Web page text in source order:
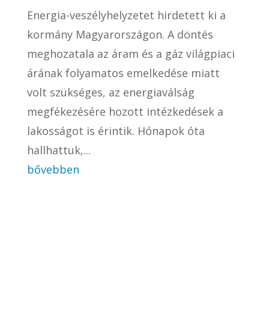
Energia-veszélyhelyzetet hirdetett ki a
kormány Magyarországon. A döntés
meghozatala az áram és a gáz világpiaci
árának folyamatos emelkedése miatt
volt szükséges, az energiaválság
megfékezésére hozott intézkedések a
lakosságot is érintik. Hónapok óta
hallhattuk,...
bővebben